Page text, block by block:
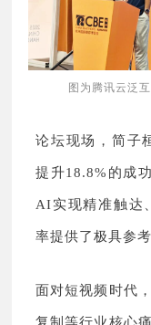
图为腾讯云泛
论坛现场，简子
提升18.8%的成
AI实现精准触达
率提供了极具参
面对短视频时代